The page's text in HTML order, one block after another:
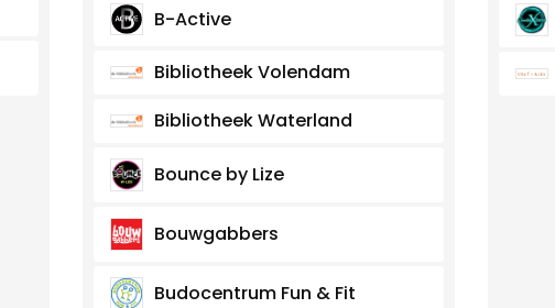
B-Active
Bibliotheek Volendam
Bibliotheek Waterland
Bounce by Lize
Bouwgabbers
Budocentrum Fun & Fit